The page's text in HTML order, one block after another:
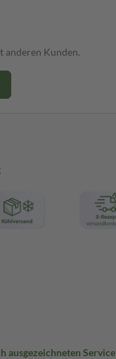
anderen Kunden.
ausgezeichneten Service